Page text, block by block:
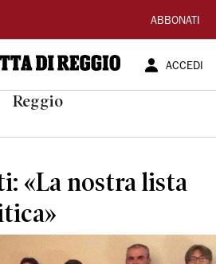
ABBONATI
ACCEDI
Reggio
«La nostra lista